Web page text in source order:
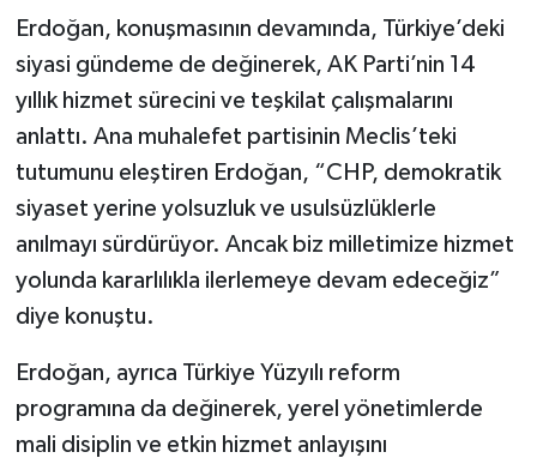
Erdoğan, konuşmasının devamında, Türkiye’deki
siyasi gündeme de değinerek, AK Parti’nin 14
yıllık hizmet sürecini ve teşkilat çalışmalarını
anlattı. Ana muhalefet partisinin Meclis’teki
tutumunu eleştiren Erdoğan, “CHP, demokratik
siyaset yerine yolsuzluk ve usulsüzlüklerle
anılmayı sürdürüyor. Ancak biz milletimize hizmet
yolunda kararlılıkla ilerlemeye devam edeceğiz”
diye konuştu.
Erdoğan, ayrıca Türkiye Yüzyılı reform
programına da değinerek, yerel yönetimlerde
mali disiplin ve etkin hizmet anlayışını